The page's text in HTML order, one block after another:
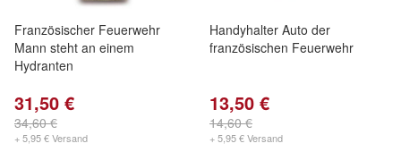
Französischer Feuerwehr
Mann steht an einem
Hydranten
31,50 €
34,60 €
+ 5,95 € Versand
Handyhalter Auto der
französischen Feuerwehr
13,50 €
14,60 €
+ 5,95 € Versand